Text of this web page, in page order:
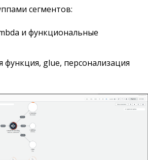
сегментов:
и функциональные
функция, glue, персонализация